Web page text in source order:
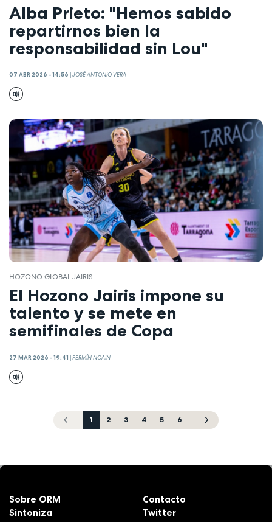
Alba Prieto: "Hemos sabido
repartirnos bien la
responsabilidad sin Lou"
07 ABR 2026 - 14:56 |JOSÉ ANTONIO VERA
HOZONO GLOBAL JAIRIS
El Hozono Jairis impone su
talento y se mete en
semifinales de Copa
27 MAR 2026 - 19:41 |FERMÍN NOAIN
1 2 3 4 5 6
Sobre ORM
Sintoniza
Contacto
Twitter